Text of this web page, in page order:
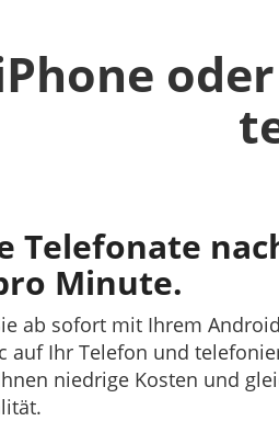
Telefonate
Minute.
ab sofort mit Ihrem
auf Ihr Telefon und
niedrige Kosten und